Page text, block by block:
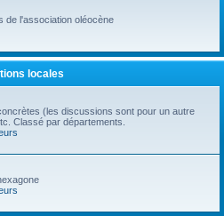
de l'association oléocène
locales
(les discussions sont pour un autre
Classé par départements.